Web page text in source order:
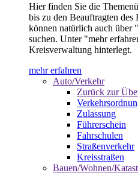
Hier finden Sie die
bis zu den Beauftragten des
können natürlich auch über
suchen. Unter "mehr
Kreisverwaltung hinterlegt.
mehr erfahren
Auto/Verkehr
Zurück zur
Zulassung
Führerschein
Fahrschulen
Straßenverkehr
Kreisstraßen
Bauen/Wohnen/